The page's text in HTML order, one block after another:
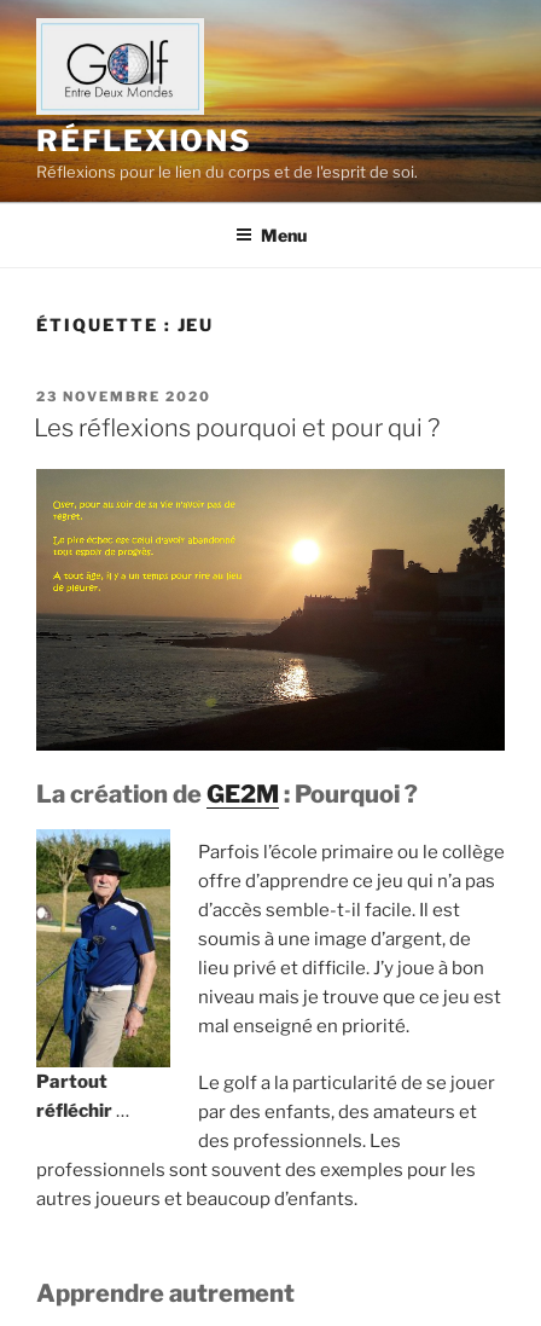
Aller
au
contenu
principal
RÉFLEXIONS
Réflexions pour le lien du corps et de l'esprit de soi.
Menu
ÉTIQUETTE : JEU
PUBLIÉ
LE
23 NOVEMBRE 2020
Les réflexions pourquoi et pour qui ?
La création deGE2M : Pourquoi ?
Partout
réfléchir…
Parfois l’école primaire ou le collège
offre d’apprendre ce jeu qui n’a pas
d’accès semble-t-il facile. Il est
soumis à une image d’argent, de
lieu privé et difficile. J’y joue à bon
niveau mais je trouve que ce jeu est
mal enseigné en priorité.
Le golf a la particularité de se jouer
par des enfants, des amateurs et
des professionnels. Les
professionnels sont souvent des exemples pour les
autres joueurs et beaucoup d’enfants.
Apprendre autrement